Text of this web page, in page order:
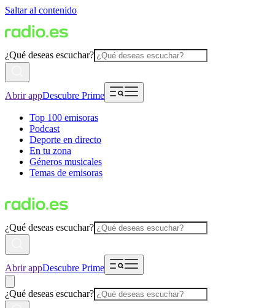
Saltar al contenido
¿Qué deseas escuchar?
Abrir appDescubre Prime
Top 100 emisoras
Podcast
Deporte en directo
En tu zona
Géneros musicales
Temas de emisoras
¿Qué deseas escuchar?
Abrir appDescubre Prime
¿Qué deseas escuchar?